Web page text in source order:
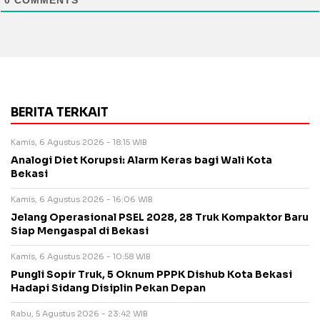
BERITA TERKAIT
Kamis, 6 Agustus 2026 - 18:15 WIB
Analogi Diet Korupsi: Alarm Keras bagi Wali Kota
Bekasi
Kamis, 6 Agustus 2026 - 16:06 WIB
Jelang Operasional PSEL 2028, 28 Truk Kompaktor Baru
Siap Mengaspal di Bekasi
Kamis, 6 Agustus 2026 - 10:58 WIB
Pungli Sopir Truk, 5 Oknum PPPK Dishub Kota Bekasi
Hadapi Sidang Disiplin Pekan Depan
Rabu, 5 Agustus 2026 - 23:42 WIB